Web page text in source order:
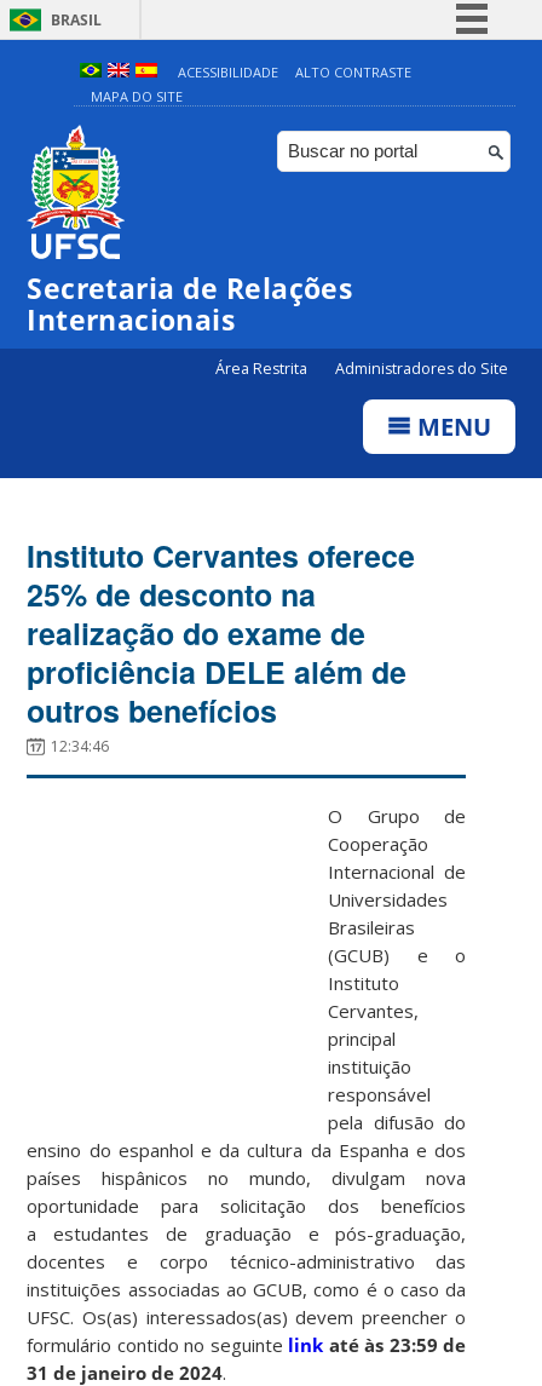
BRASIL
Simplifique!
Comunica BR
Participe
ACESSIBILIDADE
ALTO CONTRASTE
MAPA DO SITE
Secretaria de Relações
Internacionais
Área Restrita Administradores do Site
MENU
Instituto Cervantes oferece
25% de desconto na
realização do exame de
proficiência DELE além de
outros benefícios
12:34:46
O Grupo de
Cooperação
Internacional de
Universidades
Brasileiras
(GCUB) e o
Instituto
Cervantes,
principal
instituição
responsável
pela difusão do
ensino do espanhol e da cultura da Espanha e dos
países hispânicos no mundo, divulgam nova
oportunidade para solicitação dos benefícios
a estudantes de graduação e pós-graduação,
docentes e corpo técnico-administrativo das
instituições associadas ao GCUB, como é o caso da
UFSC. Os(as) interessados(as) devem preencher o
formulário contido no seguinte link até às 23:59 de
31 de janeiro de 2024.